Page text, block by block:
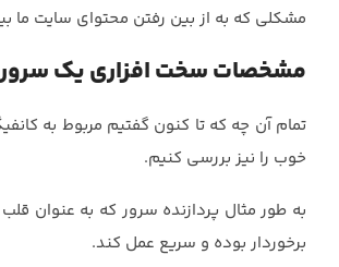
مشکلی که به از بین رفتن محتوای سایت ما
مشخصات سخت افزاری یک
تمام آن چه که تا کنون گفتیم مربوط به
خوب را نیز بررسی کنیم.
به طور مثال پردازنده سرور که به عنوان
برخوردار بوده و سریع عمل کند.